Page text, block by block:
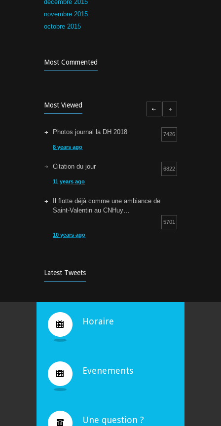
décembre 2015
novembre 2015
octobre 2015
Most Commented
Most Viewed
Photos journal la DH 2018 7426
8 years ago
Citation du jour 6822
11 years ago
Il flotte déjà comme une ambiance de
Saint-Valentin au CNHuy…
5701
10 years ago
9 years ago
10 years ago
Latest Tweets
Horaire
Evenements
Une question ?